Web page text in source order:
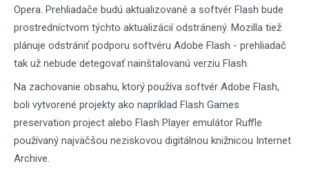
Opera. Prehliadače budú aktualizované a softvér Flash bude
prostredníctvom týchto aktualizácií odstránený. Mozilla tiež
plánuje odstrániť podporu softvéru Adobe Flash - prehliadač
tak už nebude detegovať nainštalovanú verziu Flash.
Na zachovanie obsahu, ktorý používa softvér Adobe Flash,
boli vytvorené projekty ako napríklad Flash Games
preservation project alebo Flash Player emulátor Ruffle
používaný najväčšou neziskovou digitálnou knižnicou Internet
Archive.